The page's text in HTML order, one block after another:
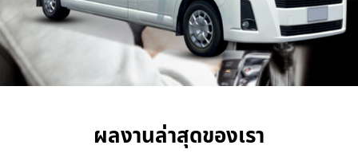
ผลงานล่าสุดของเรา